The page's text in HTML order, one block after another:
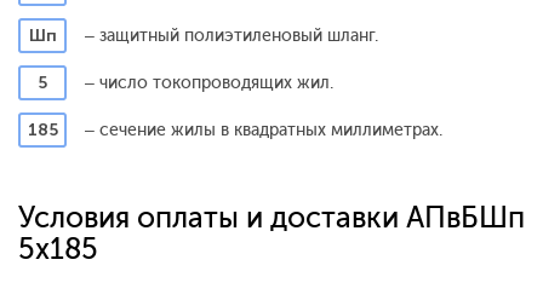
Шп – защитный полиэтиленовый шланг.
5 – число токопроводящих жил.
185 – сечение жилы в квадратных миллиметрах.
Условия оплаты и доставки АПвБШп
5x185